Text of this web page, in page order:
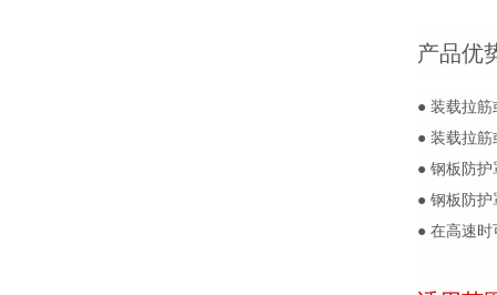
产品优
● 装载拉
● 装载拉
● 钢板防
● 钢板防
● 在高速